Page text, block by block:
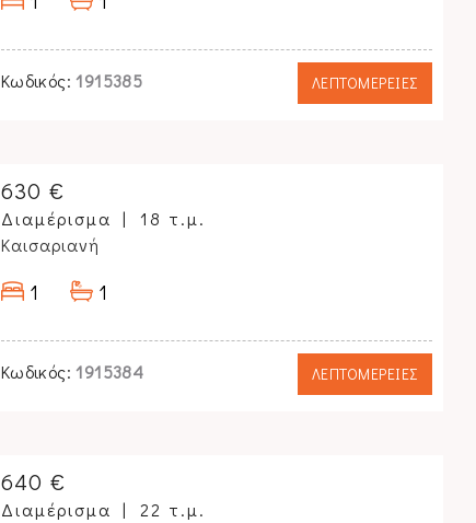
Κωδικός: 1915385 ΛΕΠΤΟΜΕΡΕΙΕΣ
630 €
Διαμέρισμα
18 τ.μ.
Καισαριανή
1 1
Κωδικός: 1915384 ΛΕΠΤΟΜΕΡΕΙΕΣ
640 €
Διαμέρισμα
22 τ.μ.